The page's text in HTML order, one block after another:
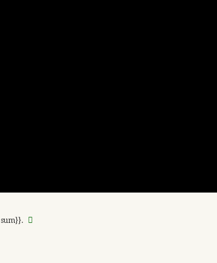
sum}}.